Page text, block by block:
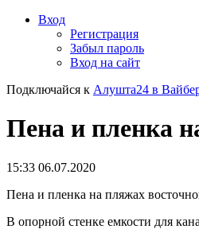
Вход
Регистрация
Забыл пароль
Вход на сайт
Подключайся к Алушта24 в
Пена и пленка
15:33 06.07.2020
Пена и пленка на пляжах
В опорной стенке емкости для